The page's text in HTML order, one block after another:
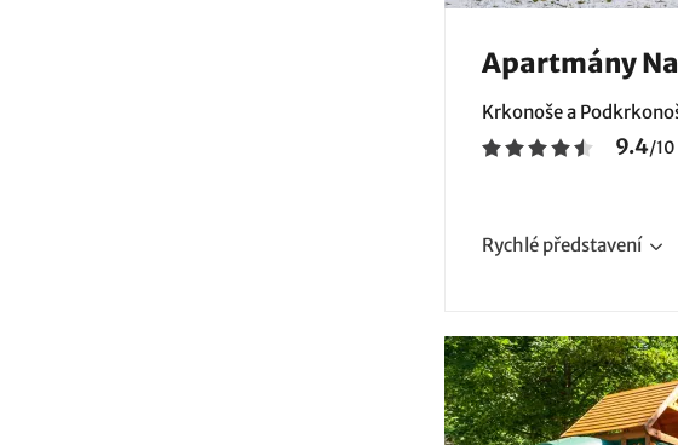
Apartmány
Krkonoše a
9.4/10
Rychlé představení